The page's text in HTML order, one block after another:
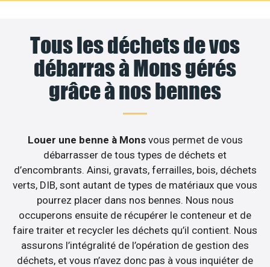
Tous les déchets de vos
débarras à Mons gérés
grâce à nos bennes
Louer une benne à Mons vous permet de vous
débarrasser de tous types de déchets et
d’encombrants. Ainsi, gravats, ferrailles, bois, déchets
verts, DIB, sont autant de types de matériaux que vous
pourrez placer dans nos bennes. Nous nous
occuperons ensuite de récupérer le conteneur et de
faire traiter et recycler les déchets qu’il contient. Nous
assurons l’intégralité de l’opération de gestion des
déchets, et vous n’avez donc pas à vous inquiéter de